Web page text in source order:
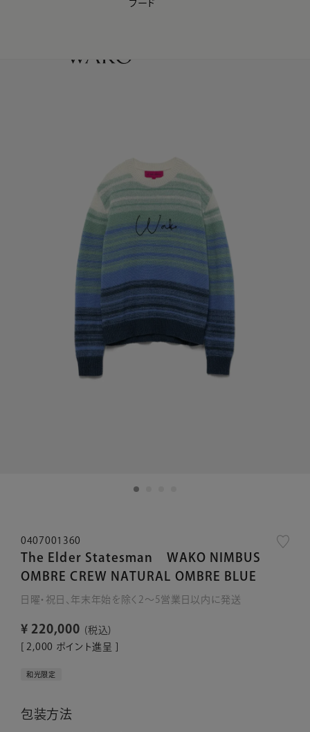
【会員様限定】夏のプレゼントキャンペーン開催中
フード
0407001360
The Elder Statesman WAKO NIMBUS
OMBRE CREW NATURAL OMBRE BLUE
日曜・祝日、年末年始を除く2～5営業日以内に発送
¥ 220,000
税込
2,000 ポイント進呈 ]
和光限定
包装方法